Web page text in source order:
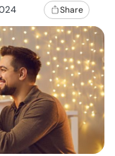
Share